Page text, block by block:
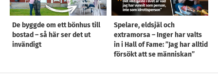
De byggde om ett bönhus till
bostad – så här ser det ut
invändigt
Spelare, eldsjäl och
extramorsa – Inger har valts
in i Hall of Fame: ”Jag har alltid
försökt att se människan”